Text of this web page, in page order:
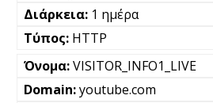
1 ημέρα
HTTP
VISITOR_INFO1_LIVE
youtube.com